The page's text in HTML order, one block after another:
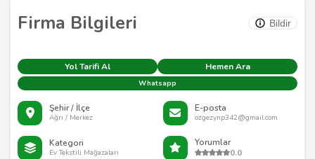
Firma Bilgileri Bildir
Yol Tarifi Al Hemen Ara
Whatsapp
Şehir / İlçe
Ağrı / Merkez
E-posta
ozgezynp342@gmail.com
Kategori
Ev Tekstili Mağazaları
Yorumlar
0.0